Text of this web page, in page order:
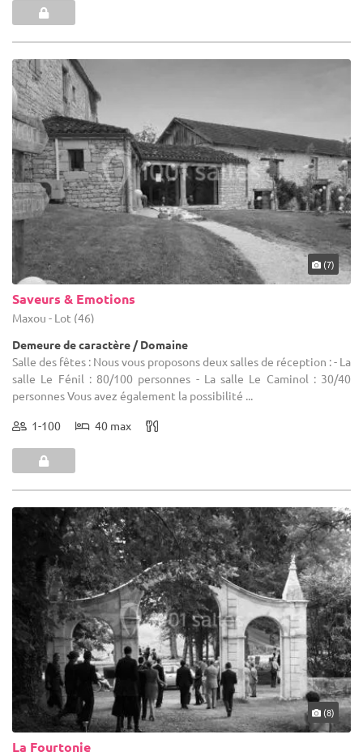
(7)
Saveurs & Emotions
Maxou - Lot (46)
Demeure de caractère / Domaine
Salle des fêtes : Nous vous proposons deux salles de réception : - La
salle Le Fénil : 80/100 personnes - La salle Le Caminol : 30/40
personnes Vous avez également la possibilité ...
1-100 40 max
(8)
La Fourtonie